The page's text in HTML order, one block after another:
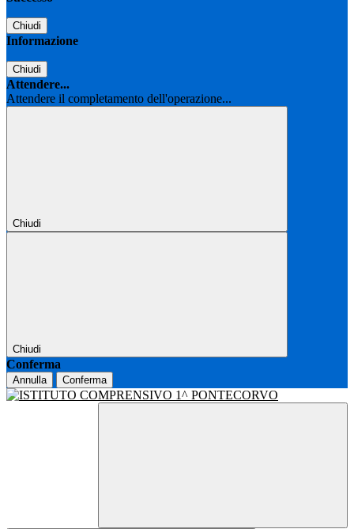
Chiudi
Informazione
Chiudi
Attendere...
Attendere il completamento dell'operazione...
Chiudi
Chiudi
Conferma
Annulla Conferma